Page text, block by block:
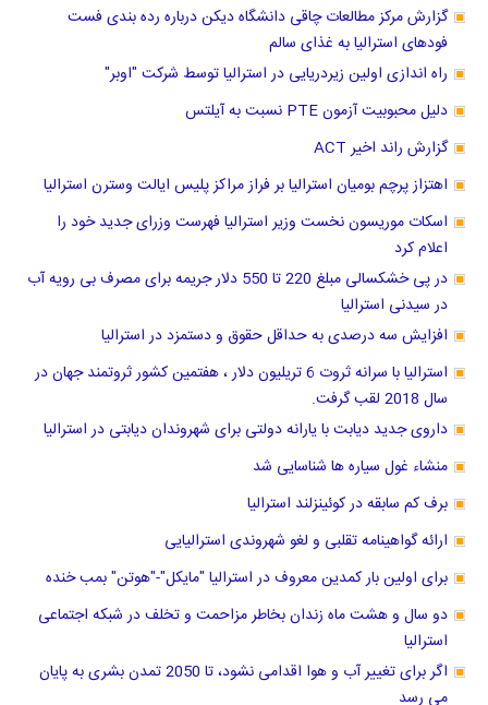
گزارش مرکز مطالعات چاقی دانشگاه دیکن درباره رده بندی فست
فودهای استرالیا به غذای سالم
راه اندازی اولین زیردریایی در استرالیا توسط شرکت "اوبر"
دلیل محبوبیت آزمون PTE نسبت به آیلتس
گزارش راند اخیر ACT
اهتزاز پرچم بومیان استرالیا بر فراز مراکز پلیس ایالت وسترن استرالیا
اسکات موریسون نخست وزیر استرالیا فهرست وزرای جدید خود را
اعلام کرد
در پی خشکسالی مبلغ 220 تا 550 دلار جریمه برای مصرف بی رویه آب
در سیدنی استرالیا
افزایش سه درصدی به حداقل حقوق و دستمزد در استرالیا
استرالیا با سرانه ثروت 6 تریلیون دلار ، هفتمین کشور ثروتمند جهان در
سال 2018 لقب گرفت.
داروی جدید دیابت با یارانه دولتی برای شهروندان دیابتی در استرالیا
منشاء غول سیاره ها شناسایی شد
برف کم سابقه در کوئینزلند استرالیا
ارائه گواهینامه تقلبی و لغو شهروندی استرالیایی
برای اولین بار کمدین معروف در استرالیا "مایکل"-"هوتن" بمب خنده
دو سال و هشت ماه زندان بخاطر مزاحمت و تخلف در شبکه اجتماعی
استرالیا
اگر برای تغییر آب و هوا اقدامی نشود، تا 2050 تمدن بشری به پایان
می رسد